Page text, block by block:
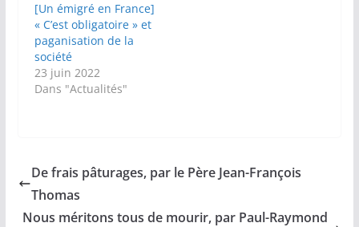
[Un émigré en France]
« C’est obligatoire » et
paganisation de la
société
23 juin 2022
Dans "Actualités"
De frais pâturages, par le Père Jean-François
Thomas
Nous méritons tous de mourir, par Paul-Raymond